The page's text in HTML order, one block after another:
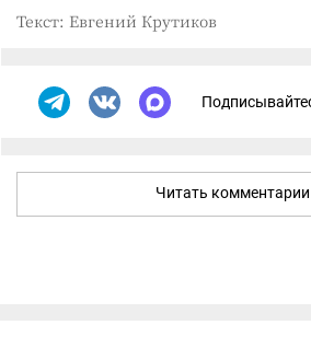
Текст: Евгений Крутиков
Читать комментарии